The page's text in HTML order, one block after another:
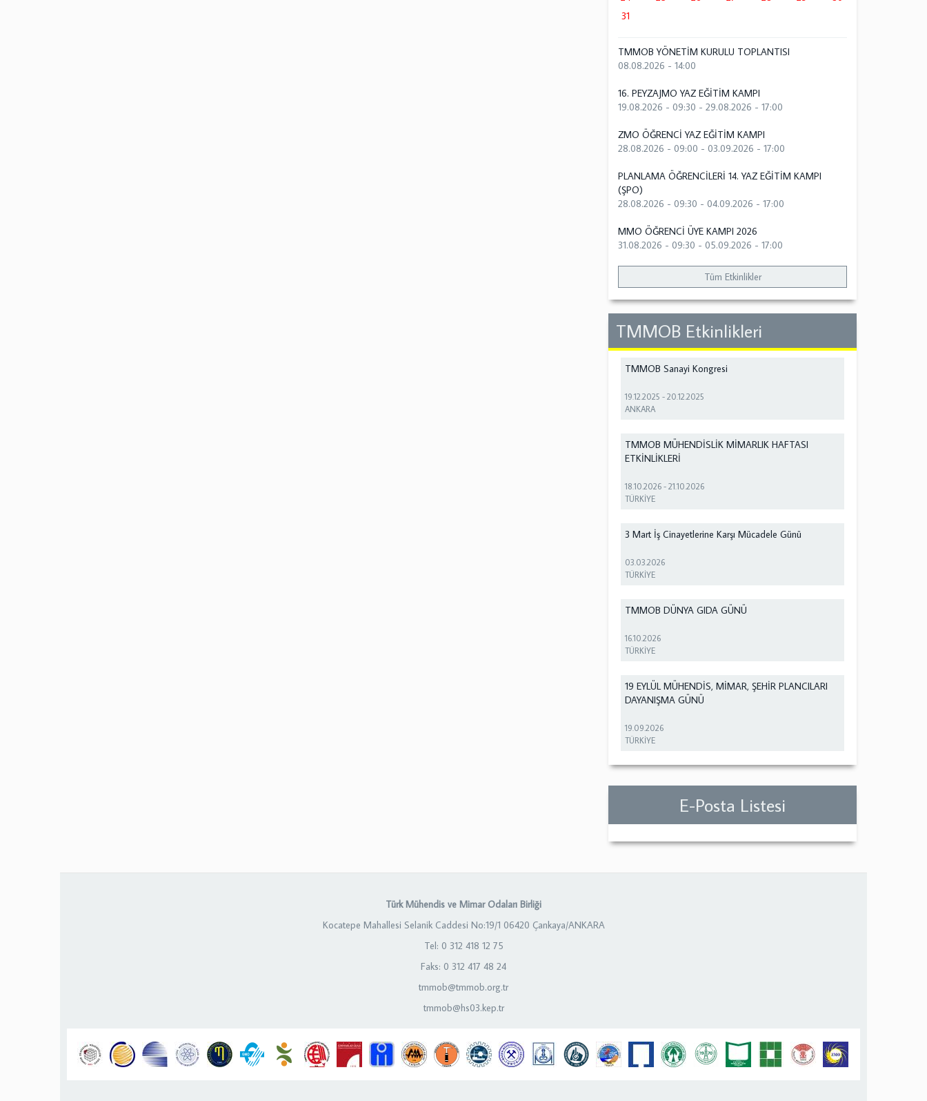
31
TMMOB YÖNETİM KURULU TOPLANTISI
08.08.2026 - 14:00
16. PEYZAJMO YAZ EĞİTİM KAMPI
19.08.2026 - 09:30 -29.08.2026 - 17:00
ZMO ÖĞRENCİ YAZ EĞİTİM KAMPI
28.08.2026 - 09:00 -03.09.2026 - 17:00
PLANLAMA ÖĞRENCİLERİ 14. YAZ EĞİTİM KAMPI
(ŞPO)
28.08.2026 - 09:30 -04.09.2026 - 17:00
MMO ÖĞRENCİ ÜYE KAMPI 2026
31.08.2026 - 09:30 -05.09.2026 - 17:00
Tüm Etkinlikler
TMMOB Etkinlikleri
TMMOB Sanayi Kongresi
19.12.2025 -20.12.2025
ANKARA
TMMOB MÜHENDİSLİK MİMARLIK HAFTASI
ETKİNLİKLERİ
18.10.2026 -21.10.2026
TÜRKİYE
3 Mart İş Cinayetlerine Karşı Mücadele Günü
03.03.2026
TÜRKİYE
TMMOB DÜNYA GIDA GÜNÜ
16.10.2026
TÜRKİYE
19 EYLÜL MÜHENDİS, MİMAR, ŞEHİR PLANCILARI
DAYANIŞMA GÜNÜ
19.09.2026
TÜRKİYE
E-Posta Listesi
Türk Mühendis ve Mimar Odaları Birliği
Kocatepe Mahallesi Selanik Caddesi No:19/1 06420 Çankaya/ANKARA
Tel: 0 312 418 12 75
Faks: 0 312 417 48 24
tmmob@tmmob.org.tr
tmmob@hs03.kep.tr